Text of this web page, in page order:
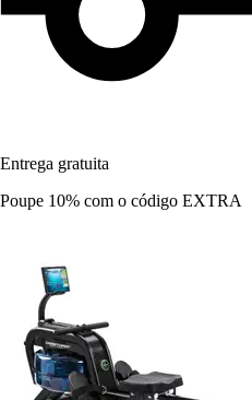
Entrega gratuita
Poupe 10% com o código EXTRA